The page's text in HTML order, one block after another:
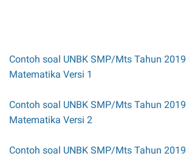
Contoh soal UNBK SMP/Mts Tahun
Matematika Versi 1
Contoh soal UNBK SMP/Mts Tahun
Matematika Versi 2
Contoh soal UNBK SMP/Mts Tahun